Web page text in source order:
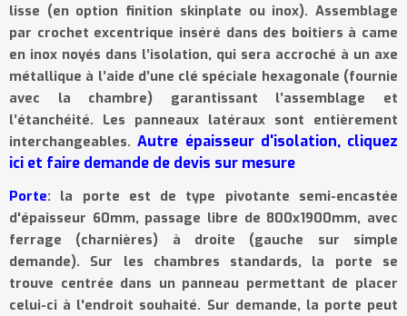
lisse (en option finition skinplate ou inox). Assemblage
par crochet excentrique inséré dans des boitiers à came
en inox noyés dans l’isolation, qui sera accroché à un axe
métallique à l’aide d’une clé spéciale hexagonale (fournie
avec la chambre) garantissant l’assemblage et
l’étanchéité. Les panneaux latéraux sont entièrement
interchangeables.Autre épaisseur d'isolation, cliquez
ici et faire demande de devis sur mesure
Porte: la porte est de type pivotante semi-encastée
d'épaisseur 60mm, passage libre de 800x1900mm, avec
ferrage (charnières) à droite (gauche sur simple
demande). Sur les chambres standards, la porte se
trouve centrée dans un panneau permettant de placer
celui-ci à l'endroit souhaité. Sur demande, la porte peut